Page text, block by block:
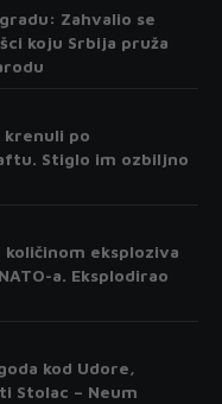
Zahvalio se
koju Srbija pruža
po
Stiglo im ozbiljno
količinom eksploziva
a. Eksplodirao
kod Udore,
Stolac – Neum